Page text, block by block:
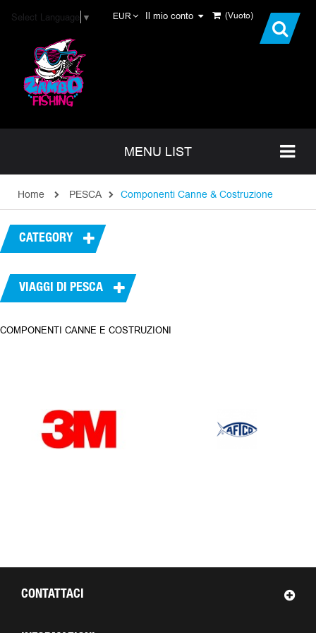
(Vuoto)
Il mio conto
EUR
Select Language ▼
MENU LIST
Home PESCA Componenti Canne & Costruzione
CATEGORY
VIAGGI DI PESCA
COMPONENTI CANNE E COSTRUZIONI
CONTATTACI